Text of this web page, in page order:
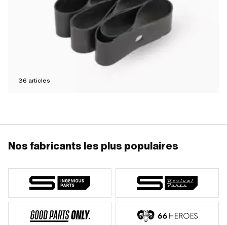
36 articles
Nos fabricants les plus populaires